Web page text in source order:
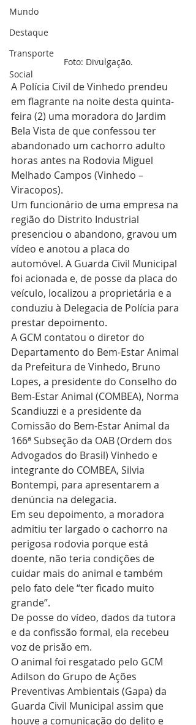
Mundo
Destaque
Transporte
Social
Foto: Divulgação.
A Polícia Civil de Vinhedo prendeu
em flagrante na noite desta quinta-
feira (2) uma moradora do Jardim
Bela Vista de que confessou ter
abandonado um cachorro adulto
horas antes na Rodovia Miguel
Melhado Campos (Vinhedo –
Viracopos).
Um funcionário de uma empresa na
região do Distrito Industrial
presenciou o abandono, gravou um
vídeo e anotou a placa do
automóvel. A Guarda Civil Municipal
foi acionada e, de posse da placa do
veículo, localizou a proprietária e a
conduziu à Delegacia de Polícia para
prestar depoimento.
A GCM contatou o diretor do
Departamento do Bem-Estar Animal
da Prefeitura de Vinhedo, Bruno
Lopes, a presidente do Conselho do
Bem-Estar Animal (COMBEA), Norma
Scandiuzzi e a presidente da
Comissão do Bem-Estar Animal da
166ª Subseção da OAB (Ordem dos
Advogados do Brasil) Vinhedo e
integrante do COMBEA, Silvia
Bontempi, para apresentarem a
denúncia na delegacia.
Em seu depoimento, a moradora
admitiu ter largado o cachorro na
perigosa rodovia porque está
doente, não teria condições de
cuidar mais do animal e também
pelo fato dele “ter ficado muito
grande”.
De posse do vídeo, dados da tutora
e da confissão formal, ela recebeu
voz de prisão em.
O animal foi resgatado pelo GCM
Adilson do Grupo de Ações
Preventivas Ambientais (Gapa) da
Guarda Civil Municipal assim que
houve a comunicação do delito e